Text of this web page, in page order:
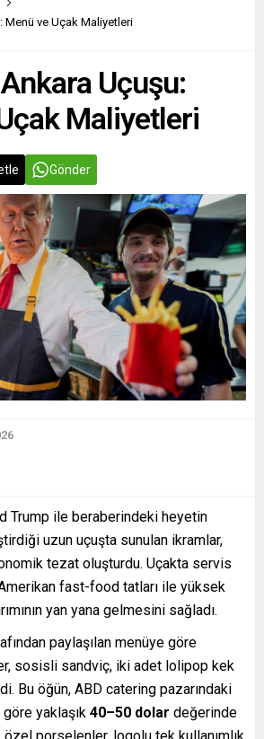
Menü ve Uçak Maliyetleri
Uçuşu:
Maliyetleri
Gönder
Trump ile beraberindeki heyetin
uzun uçuşta sunulan ikramlar,
tezat oluşturdu. Uçakta servis
fast-food tatları ile yüksek
yan yana gelmesini sağladı.
paylaşılan menüye göre
sosisli sandviç, iki adet lolipop kek
Bu öğün, ABD catering pazarındaki
yaklaşık 40–50 dolar değerinde